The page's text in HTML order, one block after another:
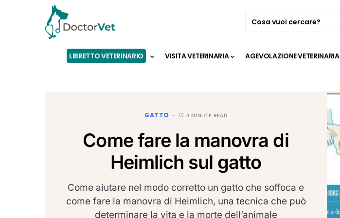
LIBRETTO VETERINARIO VISITA VETERINARIA AGEVOLAZIONE VETERINARIA
GATTO 3 MINUTE READ
Come fare la manovra di
Heimlich sul gatto
Come aiutare nel modo corretto un gatto che soffoca e
come fare la manovra di Heimlich, una tecnica che può
determinare la vita e la morte dell’animale